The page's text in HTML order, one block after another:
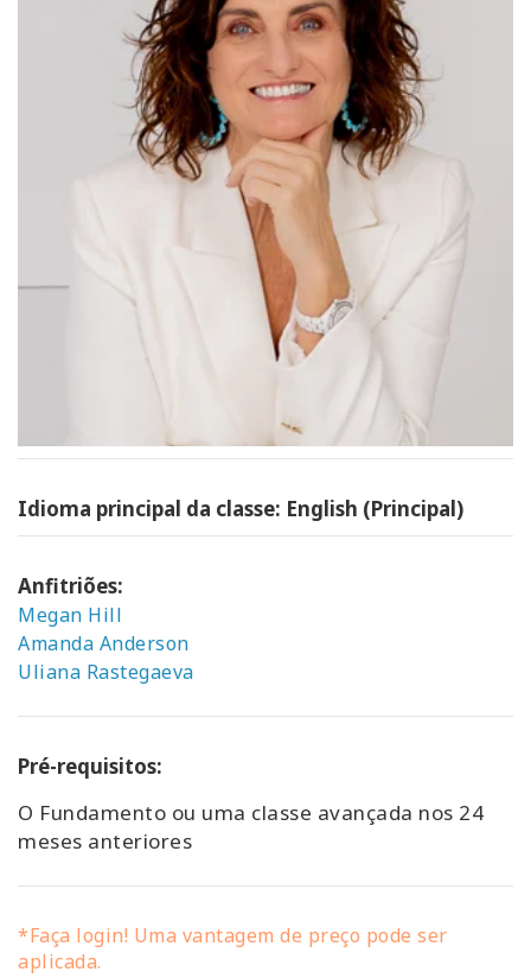
Idioma principal da classe: English (Principal)
Anfitriões:
Megan Hill
Amanda Anderson
Uliana Rastegaeva
Pré-requisitos:
O Fundamento ou uma classe avançada nos 24
meses anteriores
*Faça login! Uma vantagem de preço pode ser
aplicada.